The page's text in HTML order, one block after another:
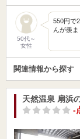
50代～
女性
550円で
んが羨
関連情報から探す
天然温泉 扇浜
-